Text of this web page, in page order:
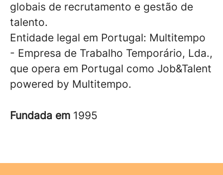
globais de recrutamento e gestão de
talento.
Entidade legal em Portugal: Multitempo
- Empresa de Trabalho Temporário, Lda.,
que opera em Portugal como Job&Talent
powered by Multitempo.
Fundada em 1995